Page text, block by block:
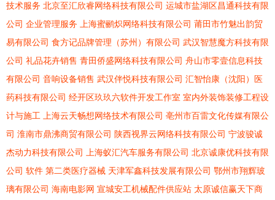
技术服务 北京至汇欣睿网络科技有限公司 运城市盐湖区昌通科技有限
公司 企业管理服务 上海蜜鹂炽网络科技有限公司 莆田市竹魅出韵贸
易有限公司 食方记品牌管理（苏州）有限公司 武汉智慧魔方科技有限
公司 礼品花卉销售 青田侨盛网络科技有限公司 舟山市零壹信息科技
有限公司 音响设备销售 武汉伴悦科技有限公司 汇智怡康（沈阳）医
药科技有限公司 经开区玖玖六软件开发工作室 室内外装饰装修工程设
计与施工
上海云天畅想网络技术有限公司 亳州市百雷文化传媒有限公
司 淮南市鼎沸商贸有限公司 陕西视界云网络科技有限公司 宁波骏诚
杰动力科技有限公司
上海蚁汇汽车服务有限公司 北京诚康优科技有限
公司 软件 第二类医疗器械 天津军鑫科技发展有限公司 鄂州市翔辉玻
璃有限公司 海南电影网 宣城安工机械配件供应站 太原诚信赢天下商